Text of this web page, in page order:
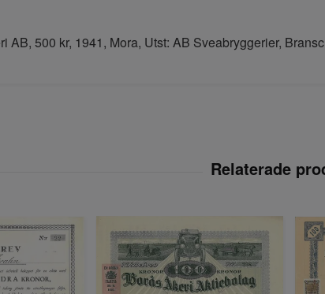
AB, 500 kr, 1941, Mora, Utst: AB Sveabryggerier,